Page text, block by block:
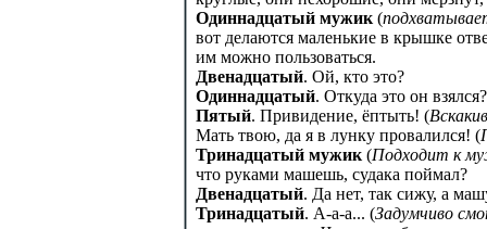
Одиннадцатый мужик (
вот делаются маленькие в крышке
им можно пользоваться.
Двенадцатый. Ой, кто это?
Одиннадцатый. Откуда это он взялся?
Пятый. Привидение, ёптыть! (
Мать твою, да я в лунку провалился! (
Тринадцатый мужик (Подходит к
что руками машешь, судака поймал?
Двенадцатый. Да нет, так сижу, а
Тринадцатый. А-а-а... (Задумчиво